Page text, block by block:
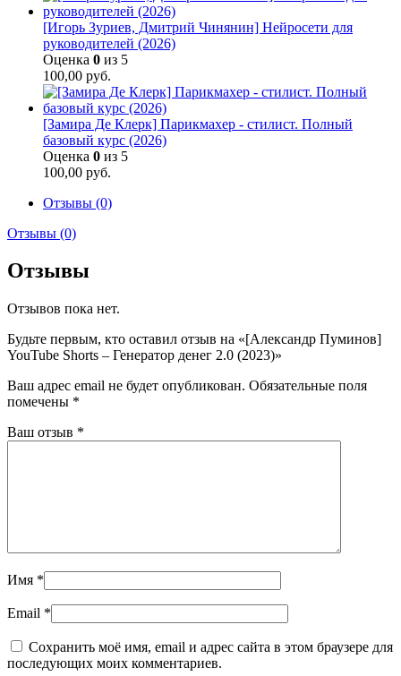
[Игорь Зуриев, Дмитрий Чинянин] Нейросети для
руководителей (2026)
Оценка 0 из 5
100,00 руб.
[Замира Де Клерк] Парикмахер - стилист. Полный
базовый курс (2026)
Оценка 0 из 5
100,00 руб.
Отзывы (0)
Отзывы (0)
Отзывы
Отзывов пока нет.
Будьте первым, кто оставил отзыв на «[Александр Пуминов]
YouTube Shorts – Генератор денег 2.0 (2023)»
Ваш адрес email не будет опубликован. Обязательные поля
помечены *
Ваш отзыв *
Имя *
Email *
Сохранить моё имя, email и адрес сайта в этом браузере для
последующих моих комментариев.